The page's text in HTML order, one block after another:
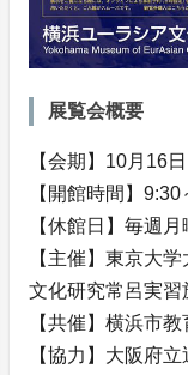
展覧会概要
【会期】10月16
【開館時間】
【休館日】毎週月
【主催】東京大
文化研究常呂実
【共催】横浜市
【協力】大阪府